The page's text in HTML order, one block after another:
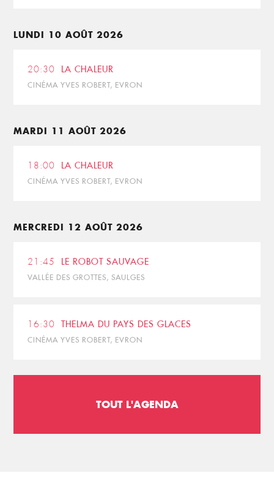
LUNDI 10 AOÛT 2026
20:30 LA CHALEUR
CINÉMA YVES ROBERT, EVRON
MARDI 11 AOÛT 2026
18:00 LA CHALEUR
CINÉMA YVES ROBERT, EVRON
MERCREDI 12 AOÛT 2026
21:45 LE ROBOT SAUVAGE
VALLÉE DES GROTTES, SAULGES
16:30 THELMA DU PAYS DES GLACES
CINÉMA YVES ROBERT, EVRON
TOUT L'AGENDA